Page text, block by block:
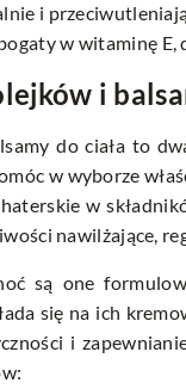
i
w witaminę E,
i
do ciała to
w wyborze
w
nawilżające,
są one
się na ich
i